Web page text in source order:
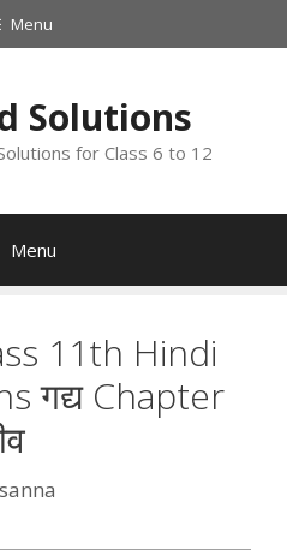
Menu
Solutions
for Class 6 to 12
Menu
11th Hindi
गद्य Chapter